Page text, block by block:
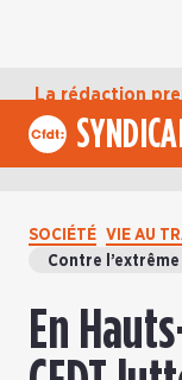
La rédaction
jusqu’au
l’actualité de la
SOCIÉTÉ VIE AU
Contre
En